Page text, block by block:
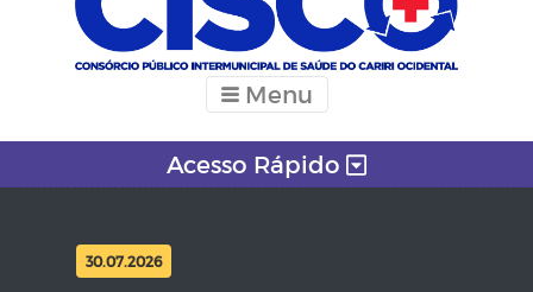
Menu
Acesso Rápido
30.07.2026